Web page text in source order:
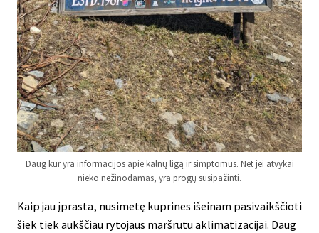
Daug kur yra informacijos apie kalnų ligą ir simptomus. Net jei atvykai
nieko nežinodamas, yra progų susipažinti.
Kaip jau įprasta, nusimetę kuprines išeinam pasivaikščioti
šiek tiek aukščiau rytojaus maršrutu aklimatizacijai. Daug